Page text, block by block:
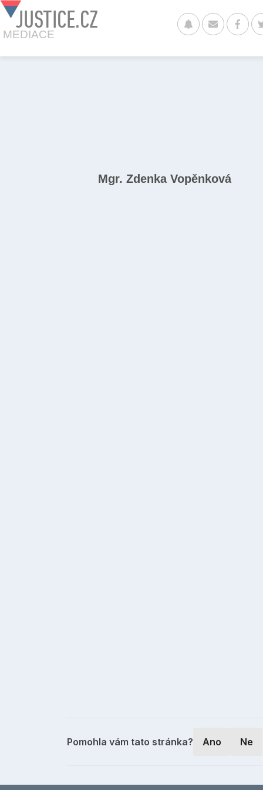
JUSTICE.CZ
MEDIACE
Mgr. Zdenka Vopěnková
Pomohla vám tato stránka? Ano Ne